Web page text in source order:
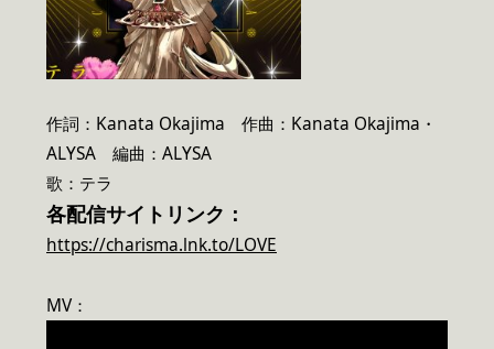
作詞：Kanata Okajima 作曲：Kanata Okajima・
ALYSA 編曲：ALYSA
歌：テラ
各配信サイトリンク：
https://charisma.lnk.to/LOVE
MV：